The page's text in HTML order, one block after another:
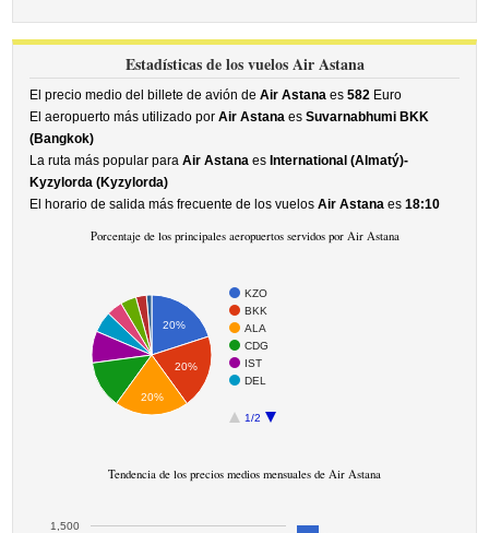
Estadísticas de los vuelos Air Astana
El precio medio del billete de avión deAir Astana es582 Euro
El aeropuerto más utilizado porAir Astana esSuvarnabhumi BKK
(Bangkok)
La ruta más popular paraAir Astana es International (Almatý)-
Kyzylorda (Kyzylorda)
El horario de salida más frecuente de los vuelosAir Astana es18:10
Porcentaje de los principales aeropuertos servidos por Air Astana
KZO
BKK
ALA
CDG
IST
DEL
1/2
20%
20%
20%
Tendencia de los precios medios mensuales de Air Astana
1,500